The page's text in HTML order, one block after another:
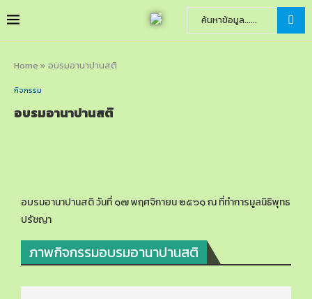
Home » อบรมอานาปานสติ
กิจกรรม
อบรมอานาปานสติ
อบรมอานาปานสติ วันที่ ๑๗ พฤศจิกายน ๒๕๖๑ ณ ที่ทำการมูลนิธิพุทธ
ปรัชญา
ภาพกิจกรรมอบรมอานาปานสติ